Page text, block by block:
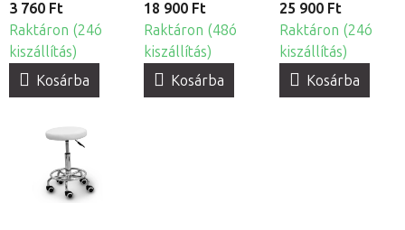
3 760 Ft
Raktáron (24ó
kiszállítás)
Kosárba
18 900 Ft
Raktáron (48ó
kiszállítás)
Kosárba
25 900 Ft
Raktáron (24ó
kiszállítás)
Kosárba